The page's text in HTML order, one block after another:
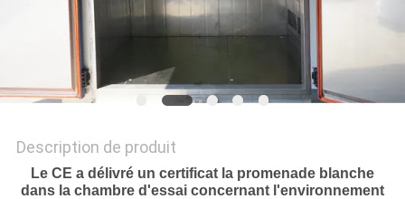
SITE
POLITIQUE
DE
Description de produit
Le CE a délivré un certificat la promenade blanche
dans la chambre d'essai concernant l'environnement